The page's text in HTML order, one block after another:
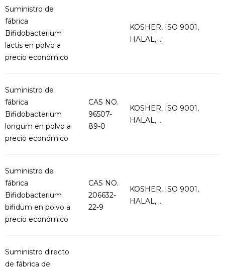
Suministro de
fábrica
Bifidobacterium
lactis en polvo a
precio económico
KOSHER, ISO 9001,
HALAL, ...
Suministro de
fábrica
Bifidobacterium
longum en polvo a
precio económico
CAS NO.
96507-
89-0
KOSHER, ISO 9001,
HALAL, ...
Suministro de
fábrica
Bifidobacterium
bifidum en polvo a
precio económico
CAS NO.
206632-
22-9
KOSHER, ISO 9001,
HALAL, ...
Suministro directo
de fábrica de